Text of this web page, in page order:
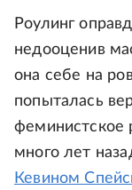
Роулинг
недооценив
она себе на
попыталась
феминистское
много лет
Кевином